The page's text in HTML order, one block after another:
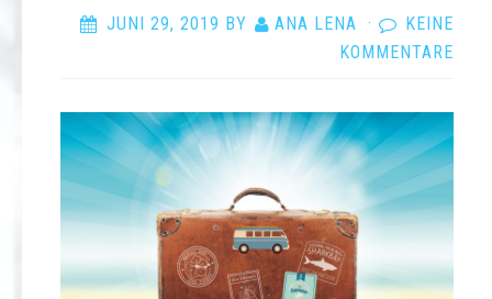
JUNI 29, 2019 BY ANA LENA ·
KEINE
KOMMENTARE